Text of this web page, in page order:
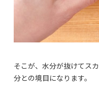
そこが、水分が抜けてス
分との境目になります。